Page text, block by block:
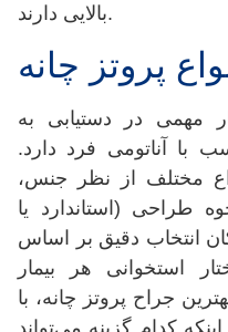
بالایی دارند.
پروتز چانه
مهمی در دستیابی به
با آناتومی فرد دارد.
مختلف از نظر جنس،
طراحی (استاندارد یا
انتخاب دقیق بر اساس
استخوانی هر بیمار
جراح پروتز چانه، با
کدام گزینه می‌تواند